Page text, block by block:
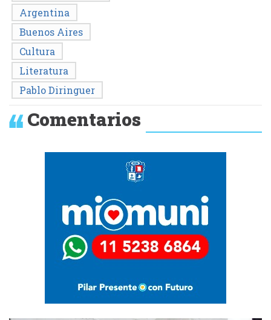
Argentina
Buenos Aires
Cultura
Literatura
Pablo Diringuer
Comentarios